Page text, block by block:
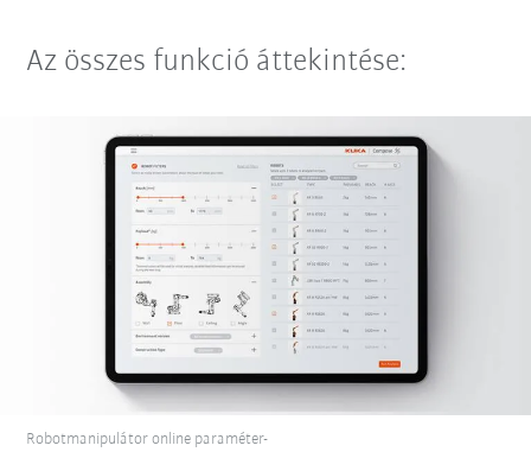
Az összes funkció áttekintése:
Robotmanipulátor online paraméter-